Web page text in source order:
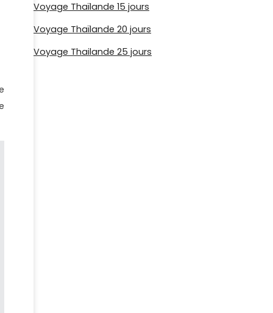
Voyage Thaïlande 15 jours
Voyage Thaïlande 20 jours
Voyage Thailande 25 jours